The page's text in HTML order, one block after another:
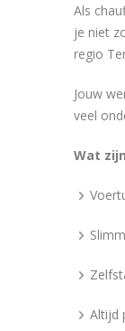
Als
je niet
regio
Jouw
veel
Wat
Altijd